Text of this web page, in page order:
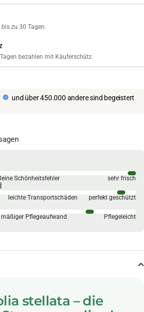
zu 30 Tagen.
bezahlen mit Käuferschütz.
und über 450.000 andere sind begeistert
Schönheitsfehler sehr frisch
leichte Transportschäden perfekt geschützt
mäßiger Pflegeaufwand Pflegeleicht
stellata – die